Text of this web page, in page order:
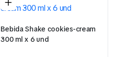
Bebida Shake cookies-cream
300 ml x 6 und